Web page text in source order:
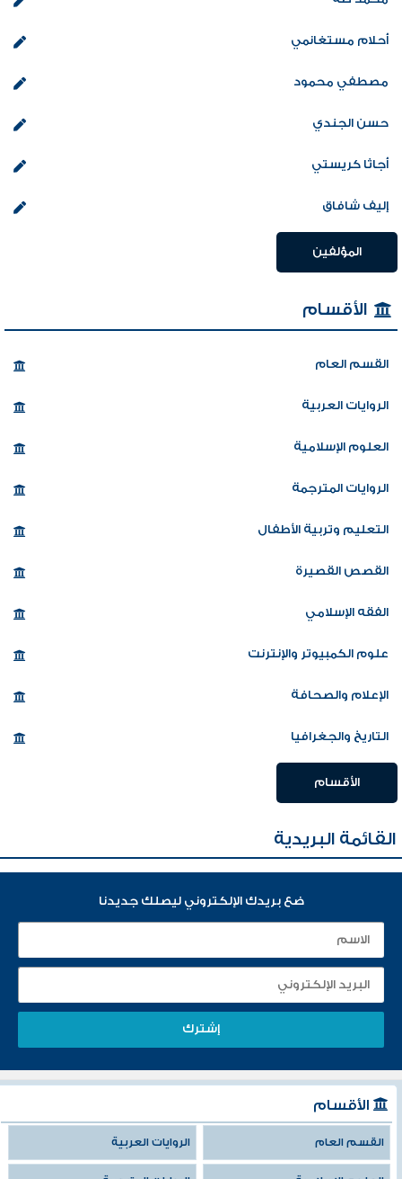
أحلام مستغانمي
مصطفي محمود
حسن الجندي
أجاثا كريستي
إليف شافاق
المؤلفين
الأقسام
القسم العام
الروايات العربية
العلوم الإسلامية
الروايات المترجمة
التعليم وتربية الأطفال
القصص القصيرة
الفقه الإسلامي
علوم الكمبيوتر والإنترنت
الإعلام والصحافة
التاريخ والجغرافيا
الأقسام
القائمة البريدية
ضع بريدك الإلكتروني ليصلك جديدنا
الأقسام
القسم العام الروايات العربية